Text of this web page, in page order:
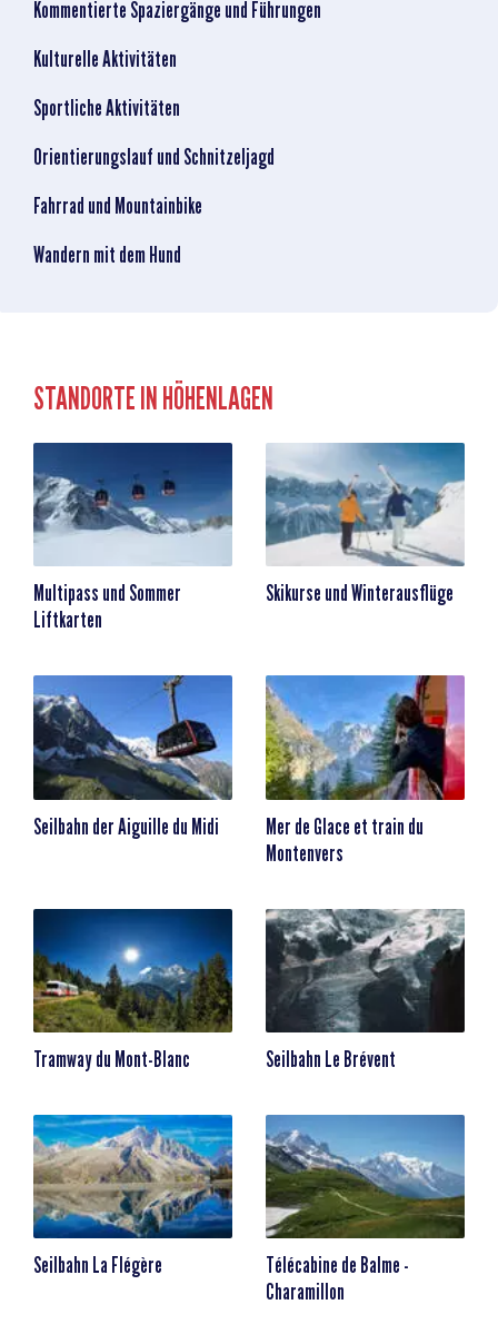
Kommentierte Spaziergänge und Führungen
Kulturelle Aktivitäten
Sportliche Aktivitäten
Orientierungslauf und Schnitzeljagd
Fahrrad und Mountainbike
Wandern mit dem Hund
STANDORTE IN HÖHENLAGEN
Multipass und Sommer
Liftkarten
Skikurse und Winterausflüge
Seilbahn der Aiguille du Midi
Mer de Glace et train du
Montenvers
Tramway du Mont-Blanc Seilbahn Le Brévent
Seilbahn La Flégère
Télécabine de Balme -
Charamillon